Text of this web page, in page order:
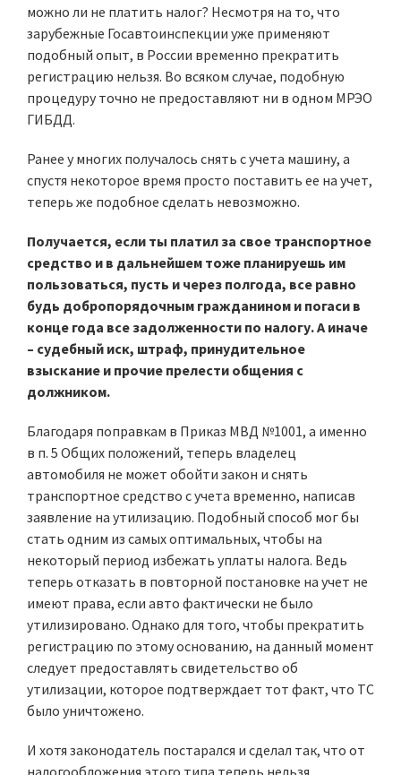
можно ли не платить налог? Несмотря на то, что
зарубежные Госавтоинспекции уже применяют
подобный опыт, в России временно прекратить
регистрацию нельзя. Во всяком случае, подобную
процедуру точно не предоставляют ни в одном МРЭО
ГИБДД.
Ранее у многих получалось снять с учета машину, а
спустя некоторое время просто поставить ее на учет,
теперь же подобное сделать невозможно.
Получается, если ты платил за свое транспортное
средство и в дальнейшем тоже планируешь им
пользоваться, пусть и через полгода, все равно
будь добропорядочным гражданином и погаси в
конце года все задолженности по налогу. А иначе
– судебный иск, штраф, принудительное
взыскание и прочие прелести общения с
должником.
Благодаря поправкам в Приказ МВД №1001, а именно
в п. 5 Общих положений, теперь владелец
автомобиля не может обойти закон и снять
транспортное средство с учета временно, написав
заявление на утилизацию. Подобный способ мог бы
стать одним из самых оптимальных, чтобы на
некоторый период избежать уплаты налога. Ведь
теперь отказать в повторной постановке на учет не
имеют права, если авто фактически не было
утилизировано. Однако для того, чтобы прекратить
регистрацию по этому основанию, на данный момент
следует предоставлять свидетельство об
утилизации, которое подтверждает тот факт, что ТС
было уничтожено.
И хотя законодатель постарался и сделал так, что от
налогообложения этого типа теперь нельзя